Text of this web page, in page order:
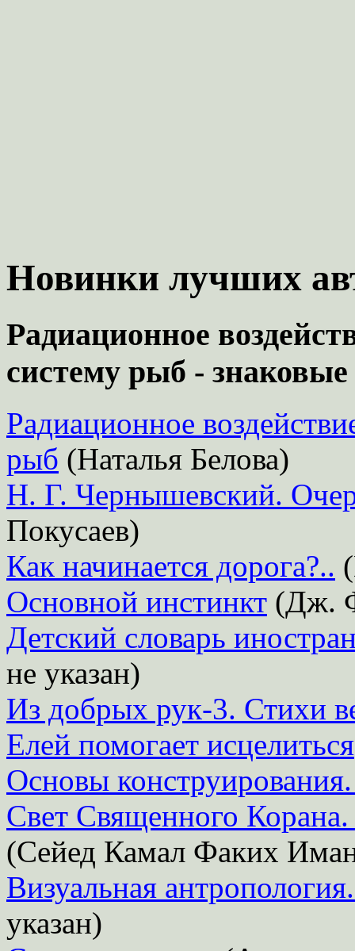
Новинки лучших
Радиационное
систему рыб -
Радиационное
рыб (Наталья Белова)
Н. Г. Чернышевский.
Покусаев)
Как начинается дорога?..
Основной инстинкт (Дж.
Детский словарь
не указан)
Из добрых рук-3. Стихи
Елей помогает исцелиться
Основы
Свет Священного Корана.
(Сейед Камал Факих
Визуальная
указан)